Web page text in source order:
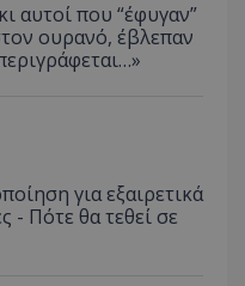
αυτοί που “έφυγαν”
ουρανό, έβλεπαν
για εξαιρετικά
- Πότε θα τεθεί σε